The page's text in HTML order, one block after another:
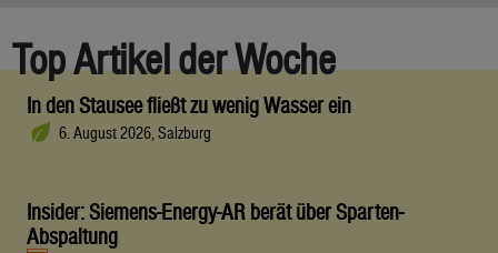
Top Artikel der Woche
In den Stausee fließt zu wenig Wasser ein
6. August 2026, Salzburg
Insider: Siemens-Energy-AR berät über Sparten-
Abspaltung